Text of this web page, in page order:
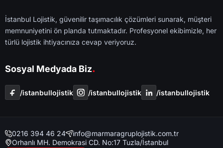
İstanbul Lojistik, güvenilir taşımacılık çözümleri sunarak, müşteri
memnuniyetini ön planda tutmaktadır. Profesyonel ekibimizle, her
türlü lojistik ihtiyacınıza cevap veriyoruz.
Sosyal Medyada Biz.
/i̇stanbullojistik /i̇stanbullojistik /i̇stanbullojistik
0216 394 46 24
info@marmaragruplojistik.com.tr
Orhanlı MH. Demokrasi CD. No:17 Tuzla/İstanbul